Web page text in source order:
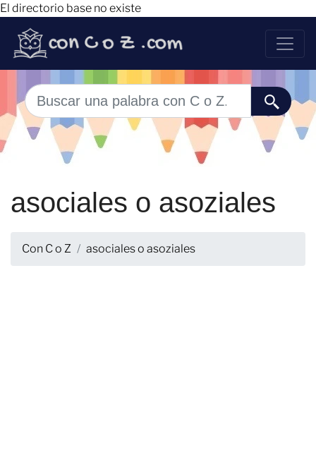
El directorio base no existe
asociales o asoziales
Con C o Z asociales o asoziales